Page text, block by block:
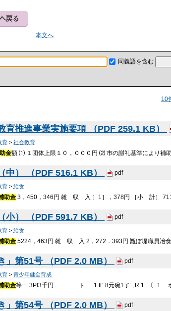
本文へ
同義語を含む
10
育推進事業実施要項 （PDF 259.1 KB）
育> 社会教育
金額 ⑴ １団体上限１０，０００円 ⑵ 市の謝礼基準により補
中） （PDF 516.1 KB） pdf
育> 給食
助金 3，450，346円 雑 収 入 ］1］，378円 ［小 計］
小） （PDF 591.7 KB） pdf
育> 給食
助金 5224，463円 雑 収 入 2，272．393円 甑ぼ堤職員冶
」第51号 （PDF 2.0 MB） pdf
育> 青少年健全育成
助金等一 3Pl3千円 ト 1 tt“ 8元碗1了≒R’1≡〔
」第54号 （PDF 2.0 MB） pdf